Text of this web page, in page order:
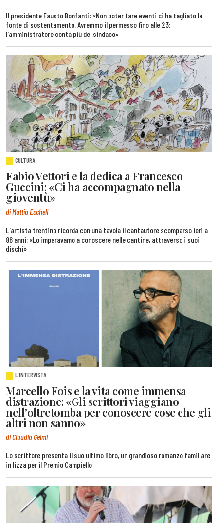
Il presidente Fausto Bonfanti: «Non poter fare eventi ci ha tagliato la
fonte di sostentamento. Avremmo il permesso fino alle 23:
l'amministratore conta più del sindaco»
CULTURA
Fabio Vettori e la dedica a Francesco
Guccini: «Ci ha accompagnato nella
gioventù»
di Mattia Eccheli
L'artista trentino ricorda con una tavola il cantautore scomparso ieri a
86 anni: «Lo imparavamo a conoscere nelle cantine, attraverso i suoi
dischi»
L'INTERVISTA
Marcello Fois e la vita come immensa
distrazione: «Gli scrittori viaggiano
nell’oltretomba per conoscere cose che gli
altri non sanno»
di Claudia Gelmi
Lo scrittore presenta il suo ultimo libro, un grandioso romanzo familiare
in lizza per il Premio Campiello